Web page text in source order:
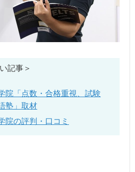
記事＞
院「点数・合格重視、試験
塾」取材
院の評判・口コミ